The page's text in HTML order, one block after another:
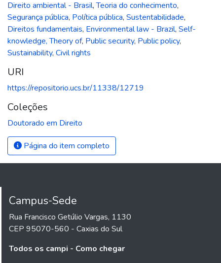
Direito ambiental - Brasil,Teoria do conhecimento,
Segurança pública, Política pública, Sustentabilidade,
Direitos fundamentais, Environmental law - Brazil, Self-
knowledge, Theory of, Public security, Public policy,
Sustainability, Civil rights
URI
https://repositorio.ucs.br/11338/12719
Coleções
Doutorado em Direito
Página do item completo
Campus-Sede
Rua Francisco Getúlio Vargas, 1130
CEP 95070-560 - Caxias do Sul
Todos os campi - Como chegar